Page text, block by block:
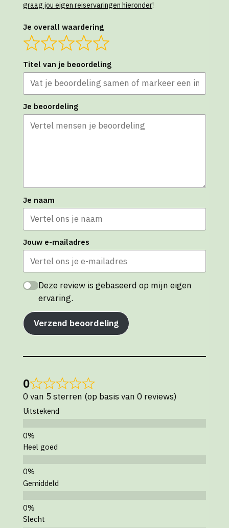
graag jou eigen reiservaringen hieronder!
Je overall waardering
Titel van je beoordeling
Je beoordeling
Je naam
Jouw e-mailadres
Deze review is gebaseerd op mijn eigen
ervaring.
Verzend beoordeling
0
0 van 5 sterren (op basis van 0 reviews)
Uitstekend
Heel goed
Gemiddeld
Slecht